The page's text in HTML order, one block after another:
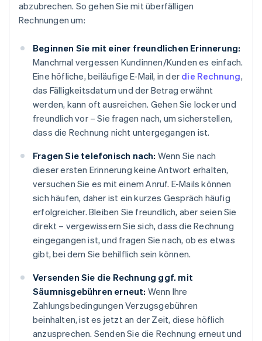
abzubrechen. So gehen Sie mit überfälligen
Rechnungen um:
Beginnen Sie mit einer freundlichen Erinnerung:
Manchmal vergessen Kundinnen/Kunden es einfach.
Eine höfliche, beiläufige E-Mail, in der die Rechnung,
das Fälligkeitsdatum und der Betrag erwähnt
werden, kann oft ausreichen. Gehen Sie locker und
freundlich vor – Sie fragen nach, um sicherstellen,
dass die Rechnung nicht untergegangen ist.
Fragen Sie telefonisch nach: Wenn Sie nach
dieser ersten Erinnerung keine Antwort erhalten,
versuchen Sie es mit einem Anruf. E-Mails können
sich häufen, daher ist ein kurzes Gespräch häufig
erfolgreicher. Bleiben Sie freundlich, aber seien Sie
direkt – vergewissern Sie sich, dass die Rechnung
eingegangen ist, und fragen Sie nach, ob es etwas
gibt, bei dem Sie behilflich sein können.
Versenden Sie die Rechnung ggf. mit
Säumnisgebühren erneut: Wenn Ihre
Zahlungsbedingungen Verzugsgebühren
beinhalten, ist es jetzt an der Zeit, diese höflich
anzusprechen. Senden Sie die Rechnung erneut und